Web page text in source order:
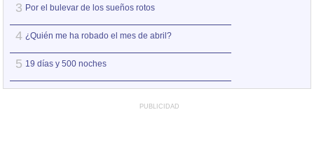
3 Por el bulevar de los sueños rotos
4 ¿Quién me ha robado el mes de abril?
5 19 días y 500 noches
PUBLICIDAD